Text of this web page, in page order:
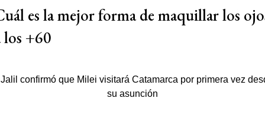
es la mejor forma de maquillar los
los +60